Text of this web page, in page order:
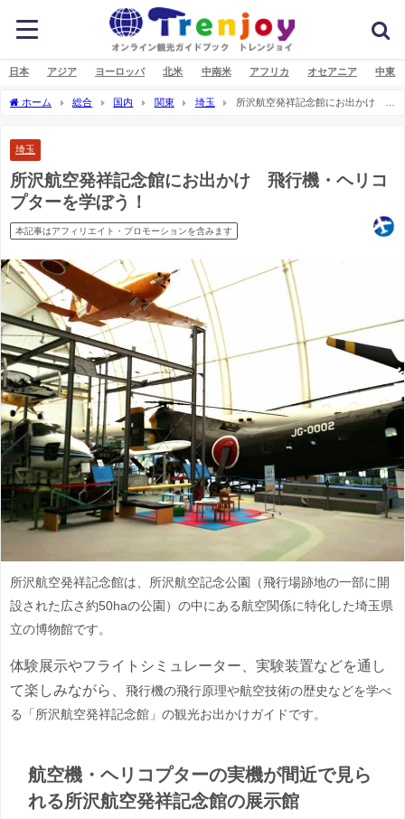
日本 アジア ヨーロッパ 北米 中南米 アフリカ オセアニア 中東
ホーム 総合 国内 関東 埼玉
所沢航空発祥記念館にお出かけ 飛
埼玉
所沢航空発祥記念館にお出かけ 飛行機・ヘリコ
プターを学ぼう！
本記事はアフィリエイト・プロモーションを含みます
所沢航空発祥記念館は、所沢航空記念公園（飛行場跡地の一部に開
設された広さ約50haの公園）の中にある航空関係に特化した埼玉県
立の博物館です。
体験展示やフライトシミュレーター、実験装置などを通し
て楽しみながら、 飛行機の飛行原理や航空技術の歴史などを学べ
る「所沢航空発祥記念館」の観光お出かけガイドです。
航空機・ヘリコプターの実機が間近で見ら
れる所沢航空発祥記念館の展示館